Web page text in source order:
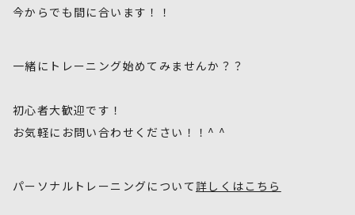
今からでも間に合います！！
一緒にトレーニング始めてみませんか？？
初心者大歓迎です！
お気軽にお問い合わせください！！^ ^
パーソナルトレーニングについて詳しくはこちら